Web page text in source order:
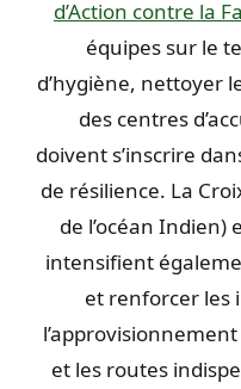
d’Action contre la
équipes sur le
d’hygiène, nettoyer
des centres
doivent s’inscrire
de résilience. La
de l’océan
intensifient
et renforcer
et les routes